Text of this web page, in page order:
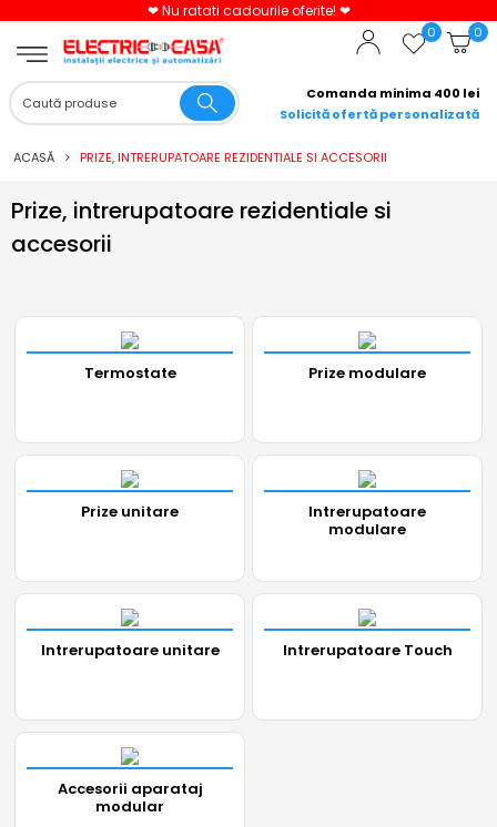
❤ Nu ratati cadourile oferite! ❤
0 0
Comanda minima 400 lei
Solicită ofertă personalizată
ACASĂ PRIZE, INTRERUPATOARE REZIDENTIALE SI ACCESORII
Prize, intrerupatoare rezidentiale si
accesorii
Termostate Prize modulare
Prize unitare
Intrerupatoare
modulare
Intrerupatoare unitare Intrerupatoare Touch
Accesorii aparataj
modular